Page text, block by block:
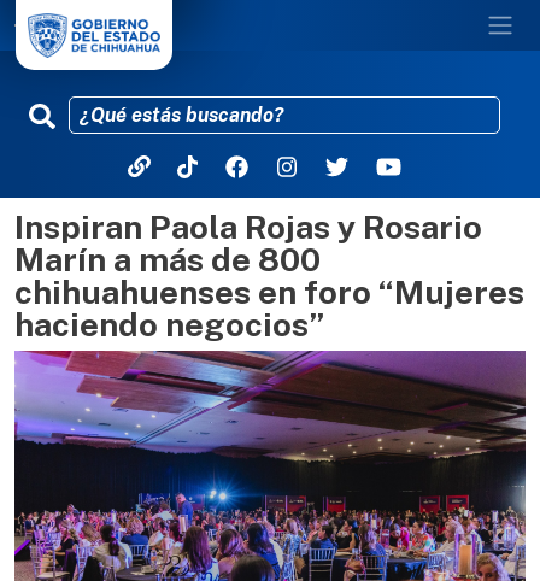
Pasar al contenido principal
Inspiran Paola Rojas y Rosario
Marín a más de 800
chihuahuenses en foro “Mujeres
haciendo negocios”